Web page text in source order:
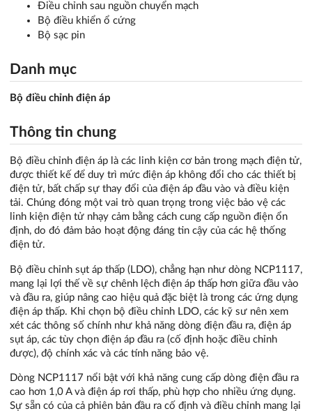
Điều chỉnh sau nguồn chuyển mạch
Bộ điều khiển ổ cứng
Bộ sạc pin
Danh mục
Bộ điều chỉnh điện áp
Thông tin chung
Bộ điều chỉnh điện áp là các linh kiện cơ bản trong mạch điện tử,
được thiết kế để duy trì mức điện áp không đổi cho các thiết bị
điện tử, bất chấp sự thay đổi của điện áp đầu vào và điều kiện
tải. Chúng đóng một vai trò quan trọng trong việc bảo vệ các
linh kiện điện tử nhạy cảm bằng cách cung cấp nguồn điện ổn
định, do đó đảm bảo hoạt động đáng tin cậy của các hệ thống
điện tử.
Bộ điều chỉnh sụt áp thấp (LDO), chẳng hạn như dòng NCP1117,
mang lại lợi thế về sự chênh lệch điện áp thấp hơn giữa đầu vào
và đầu ra, giúp nâng cao hiệu quả đặc biệt là trong các ứng dụng
điện áp thấp. Khi chọn bộ điều chỉnh LDO, các kỹ sư nên xem
xét các thông số chính như khả năng dòng điện đầu ra, điện áp
sụt áp, các tùy chọn điện áp đầu ra (cố định hoặc điều chỉnh
được), độ chính xác và các tính năng bảo vệ.
Dòng NCP1117 nổi bật với khả năng cung cấp dòng điện đầu ra
cao hơn 1,0 A và điện áp rơi thấp, phù hợp cho nhiều ứng dụng.
Sự sẵn có của cả phiên bản đầu ra cố định và điều chỉnh mang lại